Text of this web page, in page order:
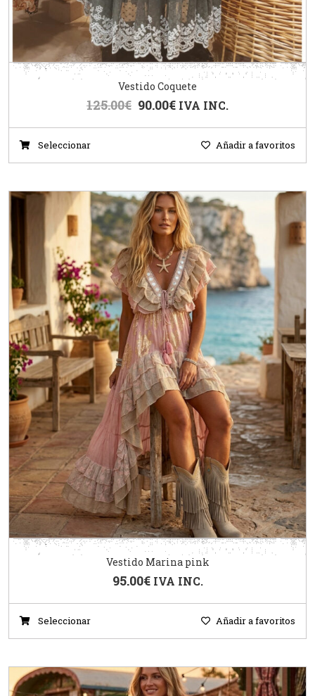
Vestido Coquete
125.00€ 90.00€ IVA INC.
Seleccionar Añadir a favoritos
Vestido Marina pink
95.00€ IVA INC.
Seleccionar Añadir a favoritos